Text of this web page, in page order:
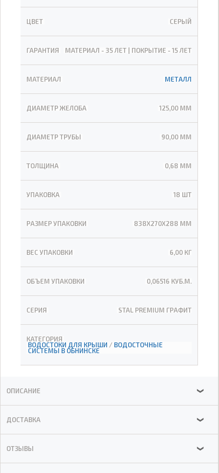
ЦВЕТ СЕРЫЙ
ГАРАНТИЯ МАТЕРИАЛ - 35 ЛЕТ | ПОКРЫТИЕ - 15 ЛЕТ
МАТЕРИАЛ МЕТАЛЛ
ДИАМЕТР ЖЕЛОБА 125,00 ММ
ДИАМЕТР ТРУБЫ 90,00 ММ
ТОЛЩИНА 0,68 ММ
УПАКОВКА 18 ШТ
РАЗМЕР УПАКОВКИ 838Х270Х288 ММ
ВЕС УПАКОВКИ 6,00 КГ
ОБЪЕМ УПАКОВКИ 0,06516 КУБ.М.
СЕРИЯ STAL PREMIUM ГРАФИТ
КАТЕГОРИЯ
ВОДОСТОКИ ДЛЯ КРЫШИ / ВОДОСТОЧНЫЕ
СИСТЕМЫ В ОБНИНСКЕ
ОПИСАНИЕ ❯
ДОСТАВКА ❯
ОТЗЫВЫ ❯